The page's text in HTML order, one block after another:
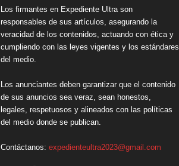
Los firmantes en Expediente Ultra son
responsables de sus artículos, asegurando la
veracidad de los contenidos, actuando con ética y
cumpliendo con las leyes vigentes y los estándares
del medio.
Los anunciantes deben garantizar que el contenido
de sus anuncios sea veraz, sean honestos,
legales, respetuosos y alineados con las políticas
del medio donde se publican.
Contáctanos: expedienteultra2023@gmail.com